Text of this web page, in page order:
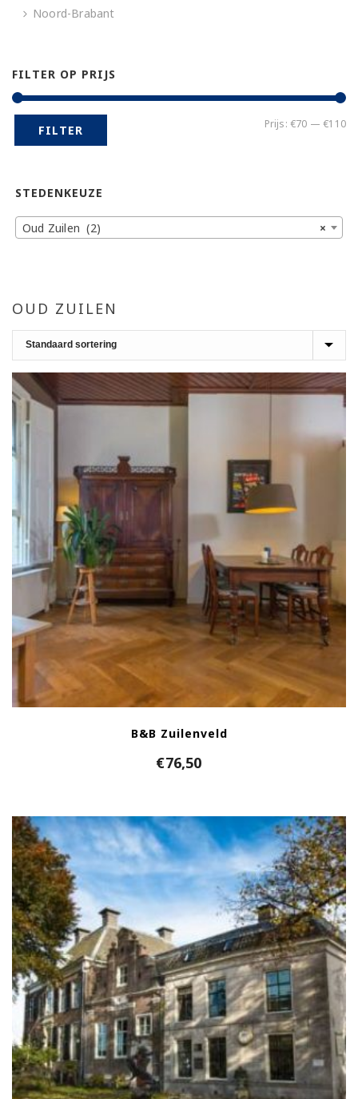
OUD ZUILEN
B&B Zuilenveld
€76,50
Noord-Brabant
FILTER OP PRIJS
FILTER Prijs: €70 —€110
STEDENKEUZE
×
Oud Zuilen (2)